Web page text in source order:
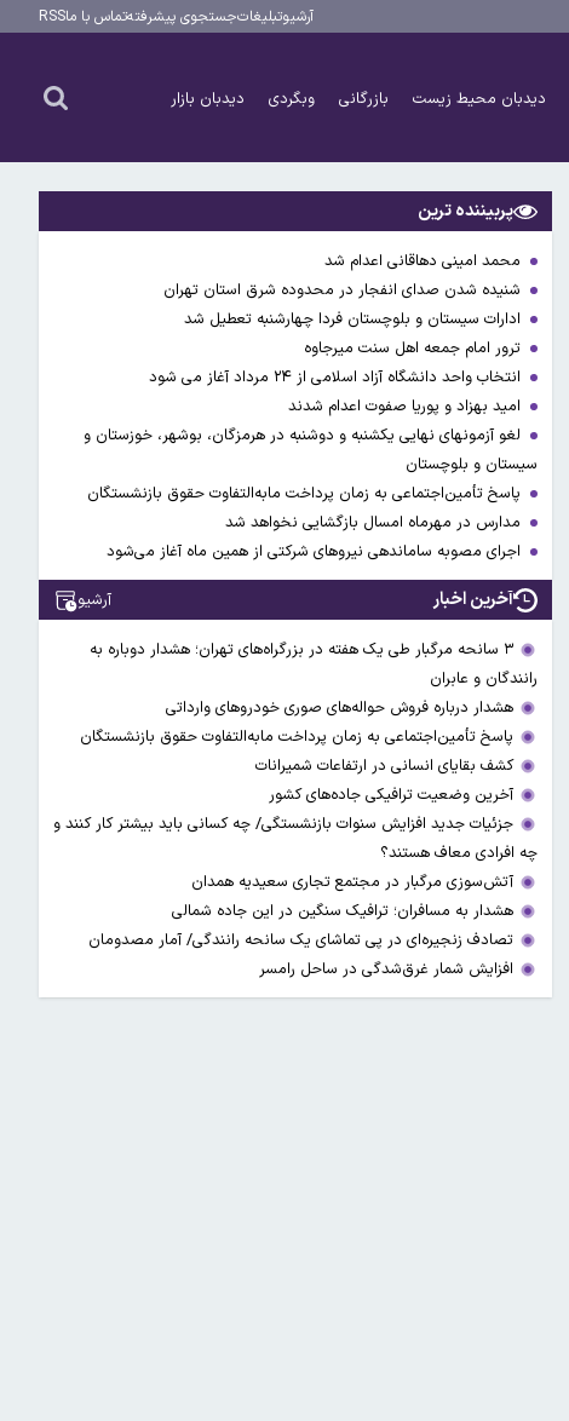
آرشیوتبلیغاتجستجوی پیشرفتهتماس با ماRSS
دیدبان محیط زیست بازرگانی وبگردی دیدبان بازار
پربیننده ترین
محمد امینی دهاقانی اعدام شد
شنیده شدن صدای انفجار در محدوده شرق استان تهران
ادارات سیستان و بلوچستان فردا چهارشنبه تعطیل شد
ترور امام جمعه اهل سنت میرجاوه
انتخاب واحد دانشگاه آزاد اسلامی از ۲۴ مرداد آغاز می شود
امید بهزاد و پوریا صفوت اعدام شدند
لغو آزمونهای نهایی یکشنبه و دوشنبه در هرمزگان، بوشهر، خوزستان و
سیستان و بلوچستان
پاسخ تأمین‌اجتماعی به زمان پرداخت مابه‌التفاوت حقوق بازنشستگان
مدارس در مهرماه امسال بازگشایی نخواهد شد
اجرای مصوبه ساماندهی نیرو‌های شرکتی از همین ماه آغاز می‌شود
آخرین اخبار آرشیو
۳ سانحه مرگبار طی یک هفته در بزرگراه‌های تهران؛ هشدار دوباره به
رانندگان و عابران
هشدار درباره فروش حواله‌های صوری خودروهای وارداتی
پاسخ تأمین‌اجتماعی به زمان پرداخت مابه‌التفاوت حقوق بازنشستگان
کشف بقایای انسانی در ارتفاعات شمیرانات
آخرین وضعیت ترافیکی جاده‌های کشور
جزئیات جدید افزایش سنوات بازنشستگی/ چه کسانی باید بیشتر کار کنند و
چه افرادی معاف هستند؟
آتش‌سوزی مرگبار در مجتمع تجاری سعیدیه همدان
هشدار به مسافران؛ ترافیک سنگین در این جاده شمالی
تصادف زنجیره‌ای در پی تماشای یک سانحه رانندگی/ آمار مصدومان
افزایش شمار غرق‌شدگی در ساحل رامسر